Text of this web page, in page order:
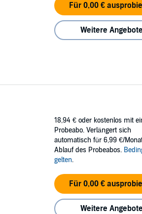
Für 0,00 €
Weitere Angebote
18,94 € oder kostenlos mit
Probeabo. Verlängert sich
automatisch für 6,99 €/
Ablauf des Probeabos.
gelten.
Für 0,00 €
Weitere Angebote